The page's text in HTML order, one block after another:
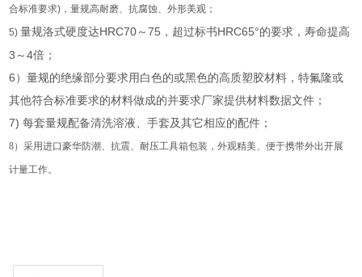
合标准要求)，量规高耐磨、抗腐蚀、外形美观；
5)量规洛式硬度达HRC70～75，超过标书HRC65°的要求，寿命提高
3～4倍；
6）量规的绝缘部分要求用白色的或黑色的高质塑胶材料，特氟隆或
其他符合标准要求的材料做成的并要求厂家提供材料数据文件；
7) 每套量规配备清洗溶液、手套及其它相应的配件；
8）采用进口豪华防潮、抗震、耐压工具箱包装，外观精美、便于携带外出开展
计量工作。